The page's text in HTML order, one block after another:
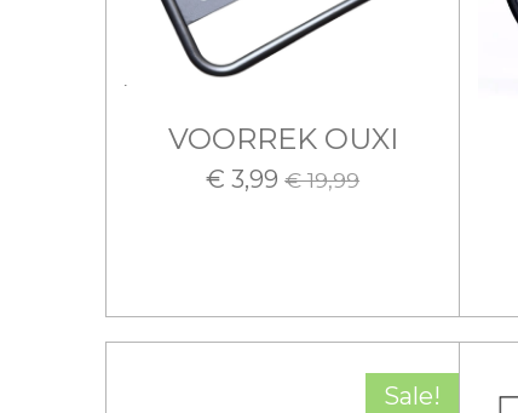
VOORREK OUXI
€ 3,99 € 19,99
Sale!